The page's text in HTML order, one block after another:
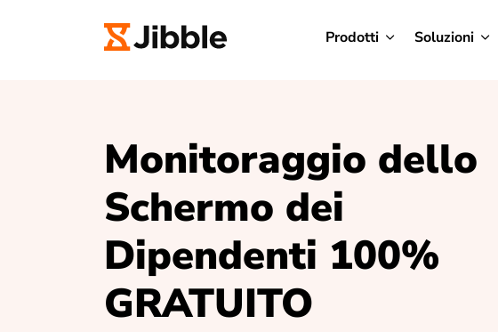
Prodotti Soluzioni
Monitoraggio dello
Schermo dei
Dipendenti 100%
GRATUITO